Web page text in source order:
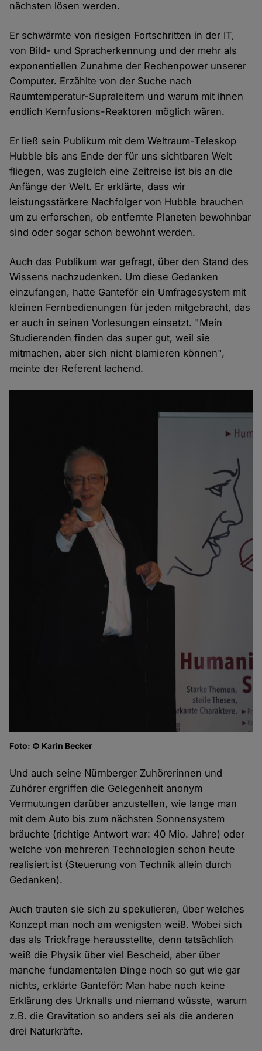
nächsten lösen werden.
Er schwärmte von riesigen Fortschritten in der IT,
von Bild- und Spracherkennung und der mehr als
exponentiellen Zunahme der Rechenpower unserer
Computer. Erzählte von der Suche nach
Raumtemperatur-Supraleitern und warum mit ihnen
endlich Kernfusions-Reaktoren möglich wären.
Er ließ sein Publikum mit dem Weltraum-Teleskop
Hubble bis ans Ende der für uns sichtbaren Welt
fliegen, was zugleich eine Zeitreise ist bis an die
Anfänge der Welt. Er erklärte, dass wir
leistungsstärkere Nachfolger von Hubble brauchen
um zu erforschen, ob entfernte Planeten bewohnbar
sind oder sogar schon bewohnt werden.
Auch das Publikum war gefragt, über den Stand des
Wissens nachzudenken. Um diese Gedanken
einzufangen, hatte Ganteför ein Umfragesystem mit
kleinen Fernbedienungen für jeden mitgebracht, das
er auch in seinen Vorlesungen einsetzt. "Mein
Studierenden finden das super gut, weil sie
mitmachen, aber sich nicht blamieren können",
meinte der Referent lachend.
Foto: © Karin Becker
Und auch seine Nürnberger Zuhörerinnen und
Zuhörer ergriffen die Gelegenheit anonym
Vermutungen darüber anzustellen, wie lange man
mit dem Auto bis zum nächsten Sonnensystem
bräuchte (richtige Antwort war: 40 Mio. Jahre) oder
welche von mehreren Technologien schon heute
realisiert ist (Steuerung von Technik allein durch
Gedanken).
Auch trauten sie sich zu spekulieren, über welches
Konzept man noch am wenigsten weiß. Wobei sich
das als Trickfrage herausstellte, denn tatsächlich
weiß die Physik über viel Bescheid, aber über
manche fundamentalen Dinge noch so gut wie gar
nichts, erklärte Ganteför: Man habe noch keine
Erklärung des Urknalls und niemand wüsste, warum
z.B. die Gravitation so anders sei als die anderen
drei Naturkräfte.